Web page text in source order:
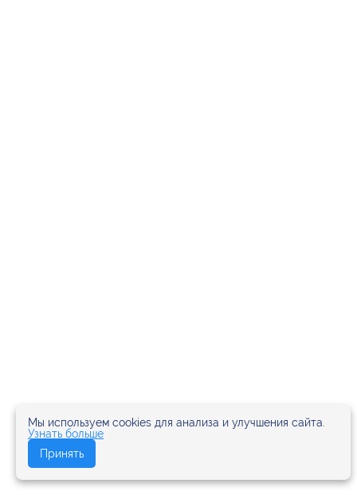
Мы используем cookies для анализа и улучшения сайта.
Узнать больше
Принять